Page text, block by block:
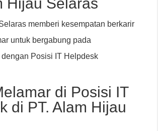
memberi kesempatan berkarir
untuk bergabung pada
Posisi IT Helpdesk
di Posisi IT
di PT. Alam Hijau